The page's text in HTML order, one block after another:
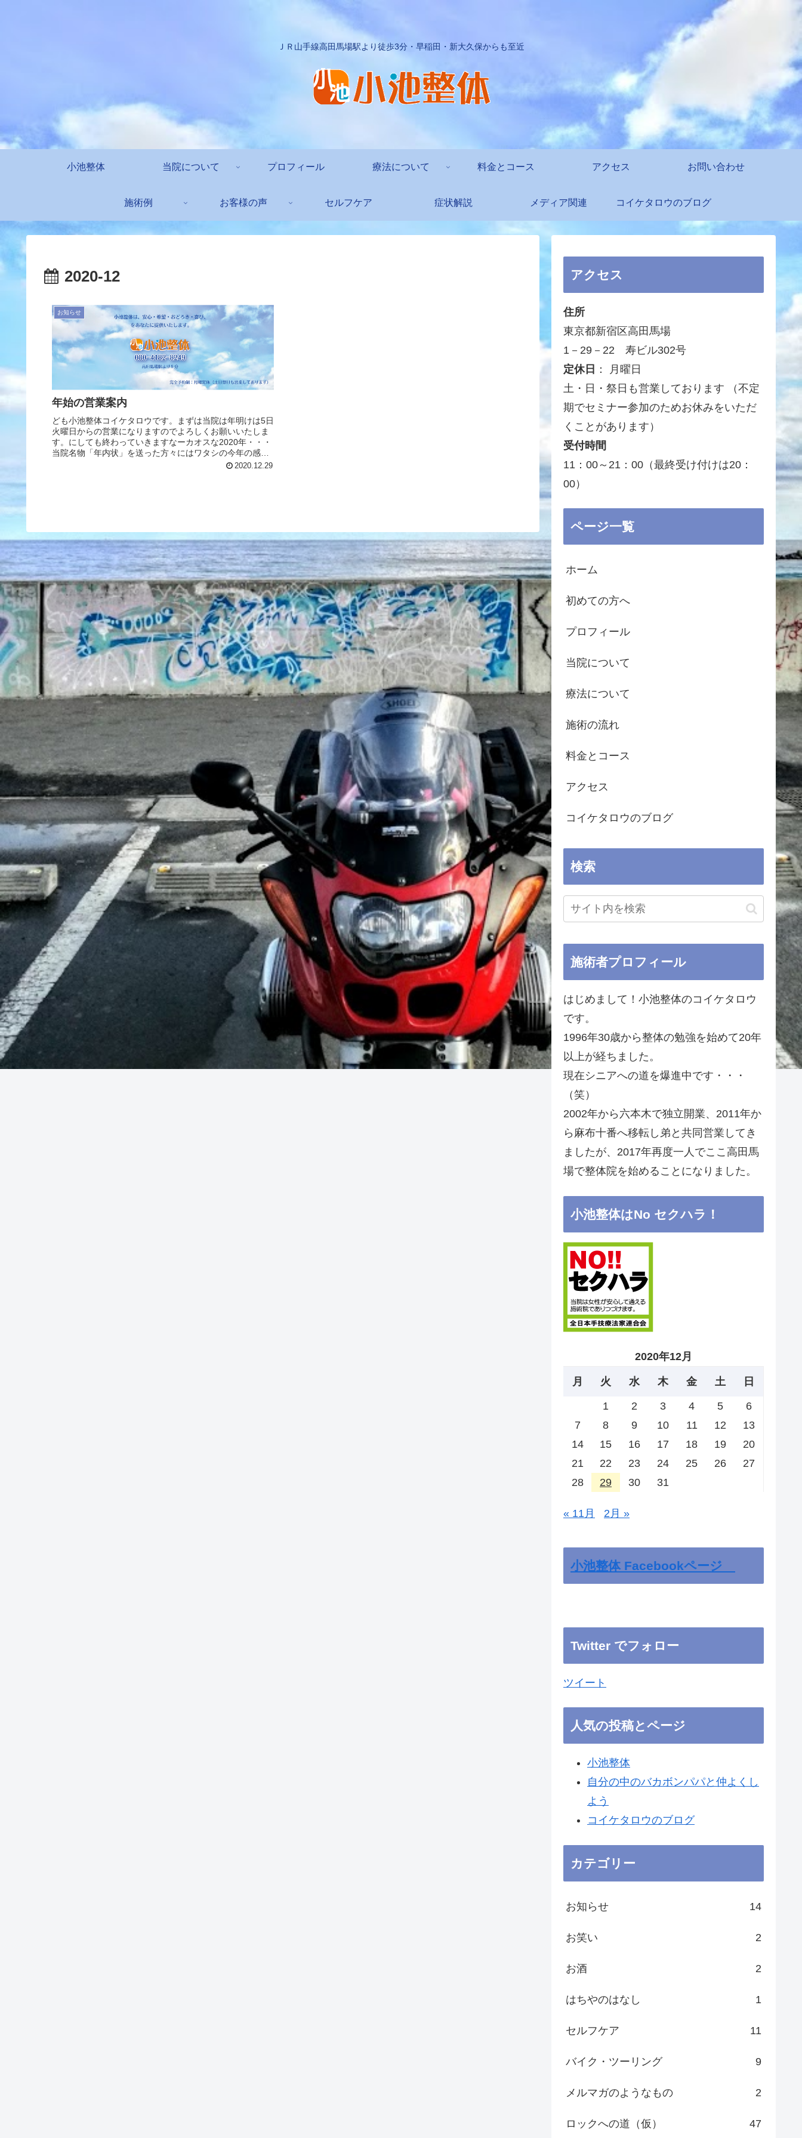
ＪＲ山手線高田馬場駅より徒歩3分・早稲田・新大久保からも至近
小池整体 当院について プロフィール 療法について 料金とコース アクセス お問い合わせ
施術例 お客様の声 セルフケア 症状解説 メディア関連 コイケタロウのブログ
2020-12
お知らせ
年始の営業案内
ども小池整体コイケタロウです。まずは当院は年明けは5日
火曜日からの営業になりますのでよろしくお願いいたしま
す。にしても終わっていきますなーカオスな2020年・・・
当院名物「年内状」を送った方々にはワタシの今年の感慨
2020.12.29
アクセス
住所
東京都新宿区高田馬場
1－29－22 寿ビル302号
定休日 ： 月曜日
土・日・祭日も営業しております （不定
期でセミナー参加のためお休みをいただ
くことがあります）
受付時間
11：00～21：00（最終受け付けは20：
00）
ページ一覧
ホーム
初めての方へ
プロフィール
当院について
療法について
施術の流れ
料金とコース
アクセス
コイケタロウのブログ
検索
施術者プロフィール
はじめまして！小池整体のコイケタロウ
です。
1996年30歳から整体の勉強を始めて20年
以上が経ちました。
現在シニアへの道を爆進中です・・・
（笑）
2002年から六本木で独立開業、2011年か
ら麻布十番へ移転し弟と共同営業してき
ましたが、2017年再度一人でここ高田馬
場で整体院を始めることになりました。
小池整体はNo セクハラ！
2020年12月
月 火 水 木 金 土 日
1 2 3 4 5
6
7
8 9 10 11 12
13
14
15 16 17 18 19
20
21
22 23 24 25 26
27
28
29 30 31
« 11月 2月 »
小池整体 Facebookページ
Twitter でフォロー
ツイート
人気の投稿とページ
小池整体
自分の中のバカボンパパと仲よくし
よう
コイケタロウのブログ
カテゴリー
お知らせ 14
お笑い 2
お酒 2
はちやのはなし 1
セルフケア 11
バイク・ツーリング 9
メルマガのようなもの 2
ロックへの道（仮） 47